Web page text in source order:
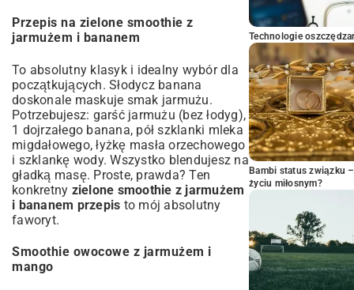
Przepis na zielone smoothie z
jarmużem i bananem
To absolutny klasyk i idealny wybór dla
początkujących. Słodycz banana
doskonale maskuje smak jarmużu.
Potrzebujesz: garść jarmużu (bez łodyg),
1 dojrzałego banana, pół szklanki mleka
migdałowego, łyżkę masła orzechowego
i szklankę wody. Wszystko blendujesz na
gładką masę. Proste, prawda? Ten
konkretny zielone smoothie z jarmużem
i bananem przepis to mój absolutny
faworyt.
Smoothie owocowe z jarmużem i
mango
Technologie
Bambi status związku
życiu miłosnym?